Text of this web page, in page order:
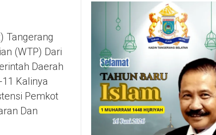
Tangerang
(WTP) Dari
Daerah
Kalinya
Pemkot
Dan